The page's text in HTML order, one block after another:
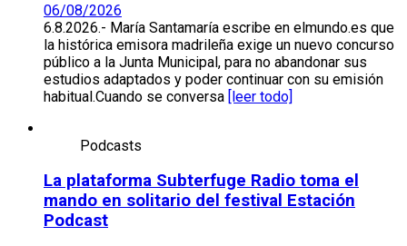
06/08/2026
6.8.2026.- María Santamaría escribe en elmundo.es que
la histórica emisora madrileña exige un nuevo concurso
público a la Junta Municipal, para no abandonar sus
estudios adaptados y poder continuar con su emisión
habitual.Cuando se conversa [leer todo]
Podcasts
La plataforma Subterfuge Radio toma el
mando en solitario del festival Estación
Podcast